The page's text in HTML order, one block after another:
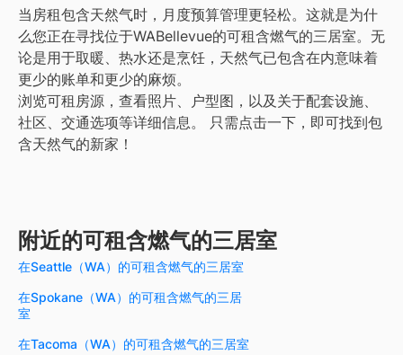
当房租包含天然气时，月度预算管理更轻松。这就是为什
么您正在寻找位于WABellevue的可租含燃气的三居室。无
论是用于取暖、热水还是烹饪，天然气已包含在内意味着
更少的账单和更少的麻烦。
浏览可租房源，查看照片、户型图，以及关于配套设施、
社区、交通选项等详细信息。
只需点击一下，即可找到包
含天然气的新家！
附近的可租含燃气的三居室
在Seattle（WA）的可租含燃气的三居室
在Spokane（WA）的可租含燃气的三居
室
在Tacoma（WA）的可租含燃气的三居室